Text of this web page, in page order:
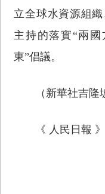
立全球水資源組
主持的落實“兩
東”倡議。
（新華社吉隆
《 人民日報